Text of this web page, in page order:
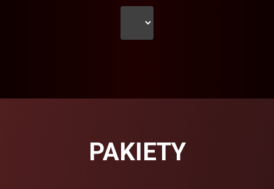
PAKIETY